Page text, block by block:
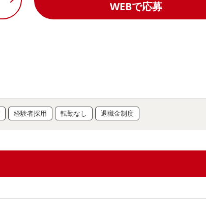
WEBで応募
経験者採用 転勤なし 退職金制度